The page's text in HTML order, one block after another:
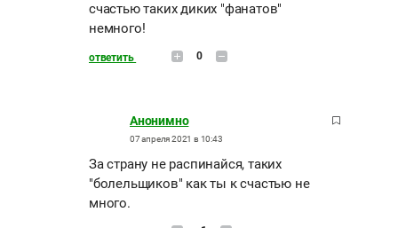
счастью таких диких "фанатов"
немного!
ответить 0
Анонимно
07 апреля 2021 в 10:43
За страну не распинайся, таких
"болельщиков" как ты к счастью не
много.